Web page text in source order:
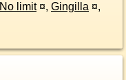
No limit ¤, Gingilla ¤,